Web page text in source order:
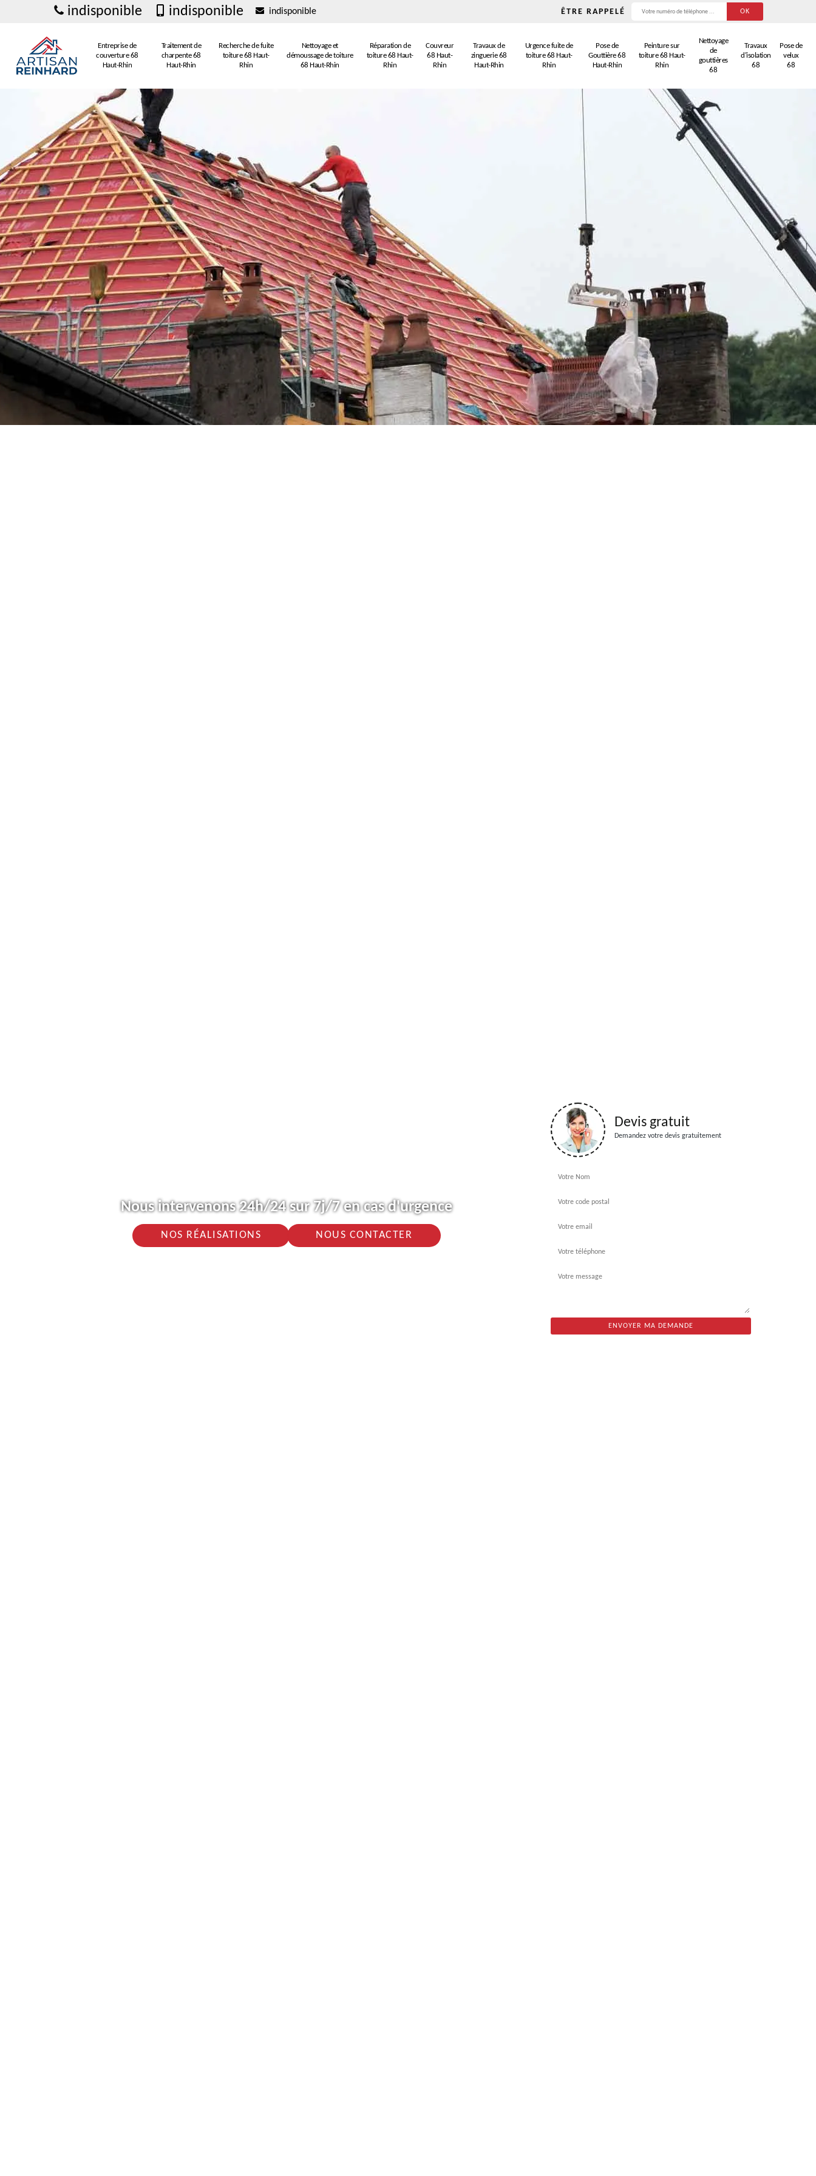
indisponible indisponible indisponible ÊTRE RAPPELÉ
Entreprise de
couverture 68
Haut-Rhin
Traitement de
charpente 68
Haut-Rhin
Recherche de fuite
toiture 68 Haut-
Rhin
Nettoyage et
démoussage de toiture
68 Haut-Rhin
Réparation de
toiture 68 Haut-
Rhin
Couvreur
68 Haut-
Rhin
Travaux de
zinguerie 68
Haut-Rhin
Urgence fuite de
toiture 68 Haut-
Rhin
Pose de
Gouttière 68
Haut-Rhin
Peinture sur
toiture 68 Haut-
Rhin
Nettoyage
de
gouttières
68
Travaux
d'isolation
68
Pose de
velux
68
Nous intervenons 24h/24 sur 7j/7 en cas d'urgence
NOS RÉALISATIONS NOUS CONTACTER
Devis gratuit
Demandez votre devis gratuitement